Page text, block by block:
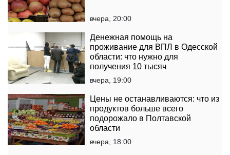
вчера, 20:00
Денежная помощь на
проживание для ВПЛ в Одесской
области: что нужно для
получения 10 тысяч
вчера, 19:00
Цены не останавливаются: что из
продуктов больше всего
подорожало в Полтавской
области
вчера, 18:00